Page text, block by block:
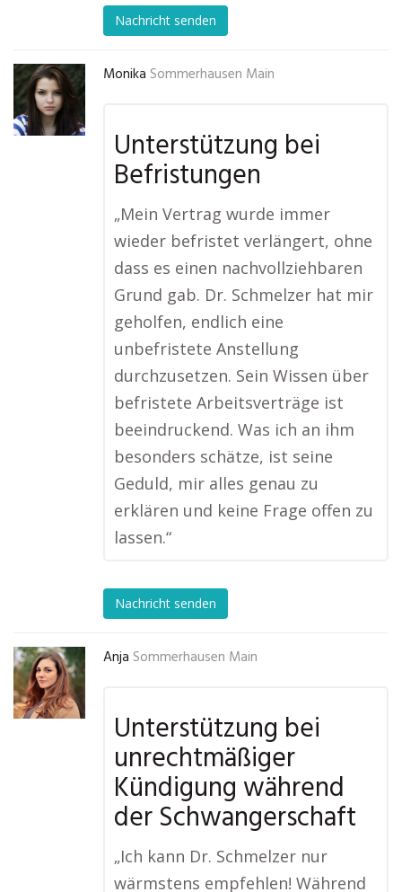
Nachricht senden
Monika Sommerhausen Main
Unterstützung bei
Befristungen
„Mein Vertrag wurde immer
wieder befristet verlängert, ohne
dass es einen nachvollziehbaren
Grund gab. Dr. Schmelzer hat mir
geholfen, endlich eine
unbefristete Anstellung
durchzusetzen. Sein Wissen über
befristete Arbeitsverträge ist
beeindruckend. Was ich an ihm
besonders schätze, ist seine
Geduld, mir alles genau zu
erklären und keine Frage offen zu
lassen.“
Nachricht senden
Anja Sommerhausen Main
Unterstützung bei
unrechtmäßiger
Kündigung während
der Schwangerschaft
„Ich kann Dr. Schmelzer nur
wärmstens empfehlen! Während